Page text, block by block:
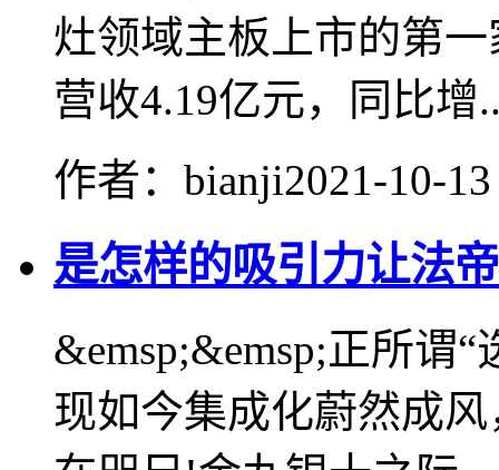
灶领域主板上市的第
营收4.19亿元，同比增
作者：bianji2021-10-
是怎样的吸引力让法
&emsp;&emsp;正所谓
现如今集成化蔚然成